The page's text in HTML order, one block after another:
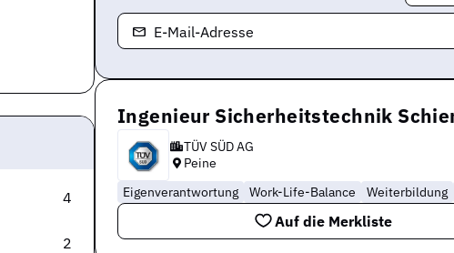
4
2
E-Mail-Adresse
Ingenieur Sicherheitstechnik
TÜV SÜD AG
Peine
Eigenverantwortung
Work-Life-Balance Weiterbildung
Auf die Merkliste